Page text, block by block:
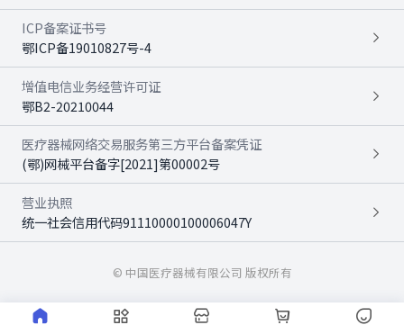
ICP备案证书号
鄂ICP备19010827号-4
增值电信业务经营许可证
鄂B2-20210044
医疗器械网络交易服务第三方平台备案凭证
(鄂)网械平台备字[2021]第00002号
营业执照
统一社会信用代码91110000100006047Y
© 中国医疗器械有限公司 版权所有